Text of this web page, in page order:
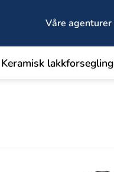
Våre agenturer
Keramisk lakkforsegling